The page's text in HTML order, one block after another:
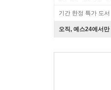
기간 한정 특가 도서
오직, 예스24에서만